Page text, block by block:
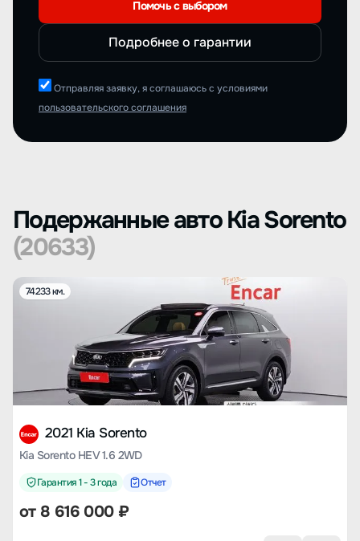
Помочь с выбором
Подробнее о гарантии
Отправляя заявку, я соглашаюсь с условиями
пользовательского соглашения
Подержанные авто Kia Sorento
(20633)
74233 км.
2021 Kia Sorento
Kia Sorento HEV 1.6 2WD
Гарантия 1 - 3 года Отчет
от 8 616 000₽